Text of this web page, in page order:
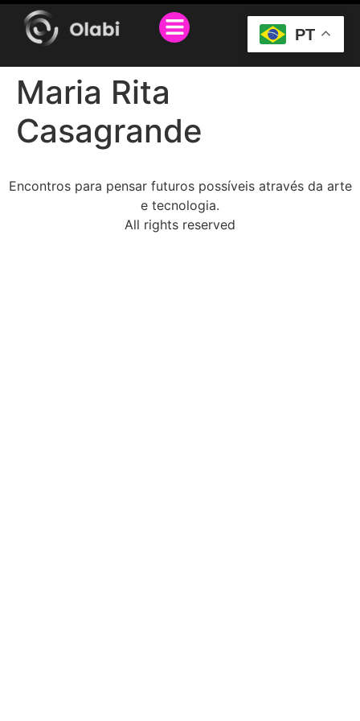
Maria Rita
Casagrande
Encontros para pensar futuros possíveis através da arte
e tecnologia.
All rights reserved
PT